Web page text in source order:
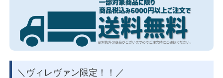
予めご了承の上、ご注文をお願いいたします。
店舗取扱い情報等はこちらから
＼ヴィレヴァン限定！！／